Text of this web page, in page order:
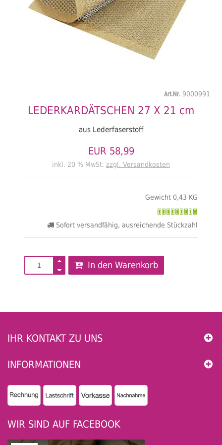
Art.Nr. 9000991
LEDERKARDÄTSCHEN 27 X 21 cm
aus Lederfaserstoff
EUR 58,99
inkl. 20 % MwSt. zzgl. Versandkosten
Gewicht 0,43 KG
Sofort versandfähig, ausreichende Stückzahl
In den Warenkorb
IHR KONTAKT ZU UNS
INFORMATIONEN
WIR SIND AUF FACEBOOK